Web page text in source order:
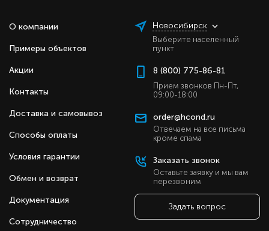
О компании
Примеры объектов
Акции
Контакты
Доставка и самовывоз
Способы оплаты
Условия гарантии
Обмен и возврат
Документация
Сотрудничество
Новосибирск
Выберите населенный
пункт
8 (800) 775-86-81
Прием звонков Пн-Пт,
09:00-18:00
order@hcond.ru
Отвечаем на все письма
кроме спама
Заказать звонок
Оставьте заявку и мы вам
перезвоним
Задать вопрос